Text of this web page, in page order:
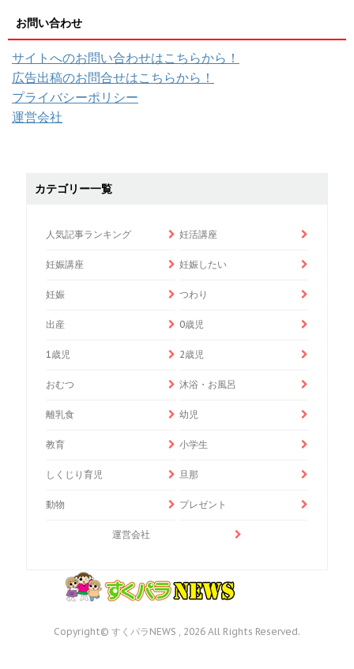
お問い合わせ
サイトへのお問い合わせはこちらから！
広告出稿のお問合せはこちらから！
プライバシーポリシー
運営会社
カテゴリー一覧
人気記事ランキング 妊活講座
妊娠講座 妊娠したい
妊娠 つわり
出産 0歳児
1歳児 2歳児
おむつ 沐浴・お風呂
離乳食 幼児
教育 小学生
しくじり育児 旦那
動物 プレゼント
運営会社
Copyright© すくパラNEWS , 2026 All Rights Reserved.